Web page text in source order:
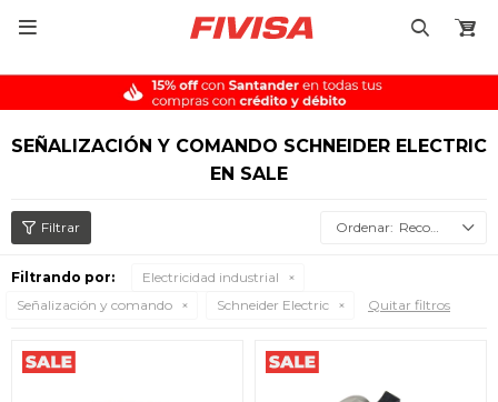

SEÑALIZACIÓN Y COMANDO SCHNEIDER ELECTRIC
EN SALE
Recomendados
Filtrando por:
Electricidad industrial
Señalización y comando
Schneider Electric Quitar filtros